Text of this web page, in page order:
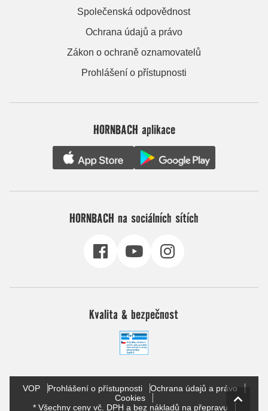
Společenská odpovědnost
Ochrana údajů a právo
Zákon o ochraně oznamovatelů
Prohlášení o přístupnosti
HORNBACH aplikace
HORNBACH na sociálních sítích
Kvalita & bezpečnost
VOP Prohlášení o přístupnosti
Ochrana údajů a právo
Cookies
* Všechny ceny vč. DPH a bez nákladů na přepravu